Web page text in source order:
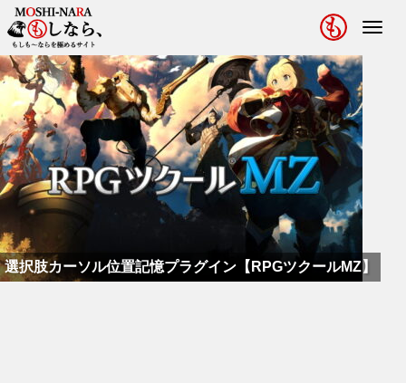
選択肢カーソル位置記憶プラグイン【RPGツクールMZ】